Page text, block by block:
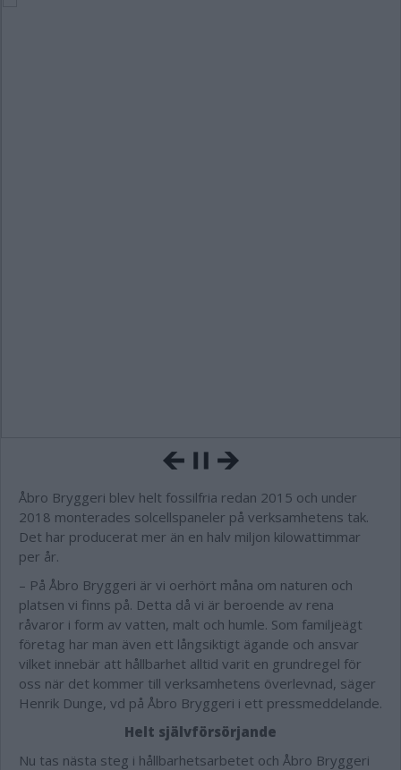
Åbro Bryggeri blev helt fossilfria redan 2015 och under
2018 monterades solcellspaneler på verksamhetens tak.
Det har producerat mer än en halv miljon kilowattimmar
per år.
– På Åbro Bryggeri är vi oerhört måna om naturen och
platsen vi finns på. Detta då vi är beroende av rena
råvaror i form av vatten, malt och humle. Som familjeägt
företag har man även ett långsiktigt ägande och ansvar
vilket innebär att hållbarhet alltid varit en grundregel för
oss när det kommer till verksamhetens överlevnad, säger
Henrik Dunge, vd på Åbro Bryggeri i ett pressmeddelande.
Helt självförsörjande
Nu tas nästa steg i hållbarhetsarbetet och Åbro Bryggeri